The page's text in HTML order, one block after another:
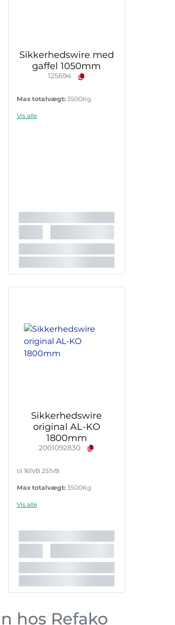
Sikkerhedswire med
gaffel 1050mm
125694
Max totalvægt: 3500Kg
Vis alle
Sikkerhedswire
original AL-KO
1800mm
2001092830
til 161VB 251VB
Max totalvægt: 3500Kg
Vis alle
hos Refako